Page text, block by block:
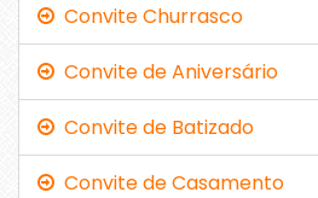
Convite Churrasco
Convite de Aniversário
Convite de Batizado
Convite de Casamento